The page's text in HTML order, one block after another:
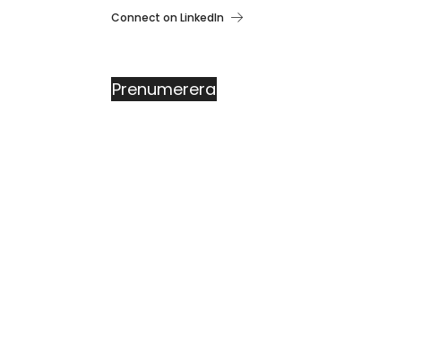
Connect on LinkedIn
Prenumerera